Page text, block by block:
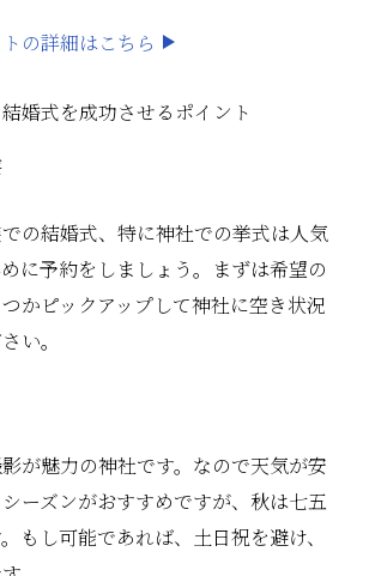
の詳細はこちら
婚式を成功させるポイント
の結婚式、特に神社での挙式は人気
に予約をしましょう。まずは希望の
かピックアップして神社に空き状況
い。
が魅力の神社です。なので天気が安
ーズンがおすすめですが、秋は七五
もし可能であれば、土日祝を避け、